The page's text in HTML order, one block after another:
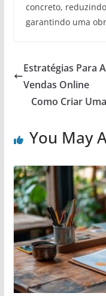
concreto,
garantindo uma
Estratégias Para
Vendas Online
Como Criar
You May